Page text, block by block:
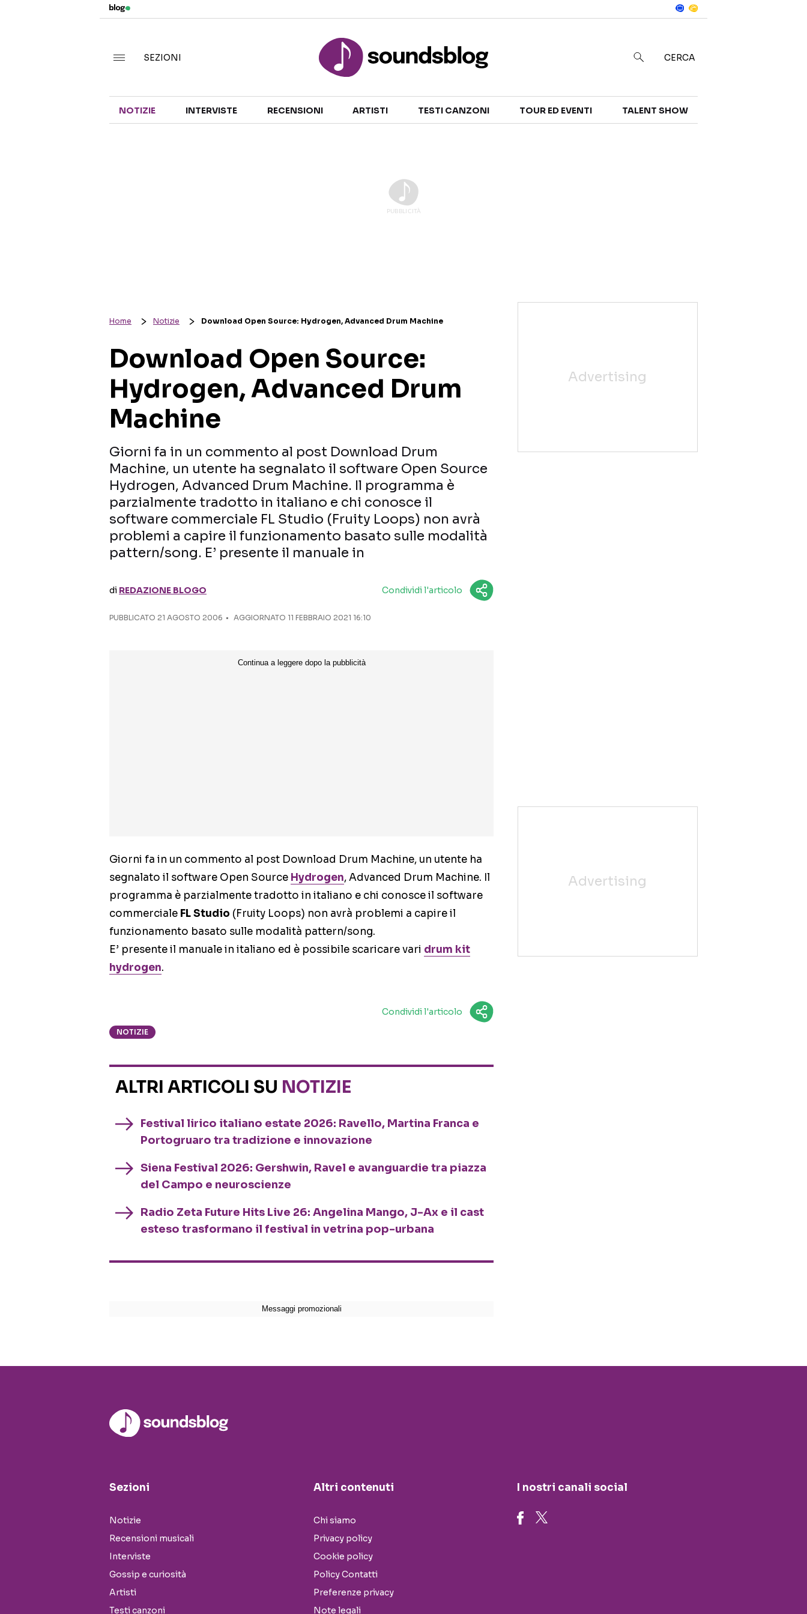
TALENT SHOW
SEZIONI CERCA
NOTIZIE INTERVISTE RECENSIONI ARTISTI TESTI CANZONI TOUR ED EVENTI TALENT SHOW
Home Notizie Download Open Source: Hydrogen, Advanced Drum Machine
Download Open Source:
Hydrogen, Advanced Drum
Machine
Giorni fa in un commento al post Download Drum
Machine, un utente ha segnalato il software Open Source
Hydrogen, Advanced Drum Machine. Il programma è
parzialmente tradotto in italiano e chi conosce il
software commerciale FL Studio (Fruity Loops) non avrà
problemi a capire il funzionamento basato sulle modalità
pattern/song. E’ presente il manuale in
di REDAZIONE BLOGO Condividi l'articolo
PUBBLICATO 21 AGOSTO 2006 AGGIORNATO 11 FEBBRAIO 2021 16:10
Giorni fa in un commento al post Download Drum Machine, un utente ha
segnalato il software Open Source Hydrogen, Advanced Drum Machine. Il
programma è parzialmente tradotto in italiano e chi conosce il software
commerciale FL Studio (Fruity Loops) non avrà problemi a capire il
funzionamento basato sulle modalità pattern/song.
E’ presente il manuale in italiano ed è possibile scaricare vari drum kit
hydrogen.
Condividi l'articolo
NOTIZIE
ALTRI ARTICOLI SU NOTIZIE
Festival lirico italiano estate 2026: Ravello, Martina Franca e
Portogruaro tra tradizione e innovazione
Siena Festival 2026: Gershwin, Ravel e avanguardie tra piazza
del Campo e neuroscienze
Radio Zeta Future Hits Live 26: Angelina Mango, J-Ax e il cast
esteso trasformano il festival in vetrina pop-urbana
Sezioni
Notizie
Recensioni musicali
Interviste
Gossip e curiosità
Artisti
Testi canzoni
Altri contenuti
Chi siamo
Privacy policy
Cookie policy
Policy Contatti
Preferenze privacy
Note legali
I nostri canali social